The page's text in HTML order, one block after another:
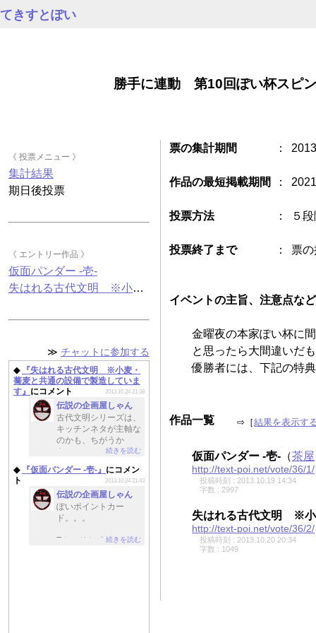
てきすとぽい
勝手に連動 第10回ぽい杯スピ
《 投票メニュー 》
集計結果
期日後投票
《 エントリー作品 》
仮面パンダー -壱-
失はれる古代文明 ※小麦・蕎麦と共通の設備で製造しています
≫ チャットに参加する
◆
『失はれる古代文明 ※小麦・
蕎麦と共通の設備で製造していま
す』 にコメント 2013.10.24 21:38
伝説の企画屋しゃん
続きを読む
古代文明シリーズは、
キッチンネタが主軸な
のかも、ちがうか
も。。。
このお話を読むと、ぽ
いの投稿作への感慨も
ふたしおみしお
に。。。
◆ 『仮面パンダー -壱-』 にコメン
ト
2013.10.24 21:43
伝説の企画屋しゃん
続きを読む
ぽいポイントカー
ド。。。
Tカードやポンタカー
票の集計期間 ：
作品の最短掲載期間 ：
投票方法 ： ５
投票終了まで ： 票
イベントの主旨、注意点など
金曜夜の本家ぽい杯に
と思ったら大間違いだ
優勝者には、下記の特
作品一覧 ⇨［結果を表示す
仮面パンダー -壱- （茶屋
http://text-poi.net/vote/36/1/
投稿時刻 : 2013.10.19 14:34
字数 : 2997
http://text-poi.net/vote/36/2/
投稿時刻 : 2013.10.20 20:34
字数 : 1049